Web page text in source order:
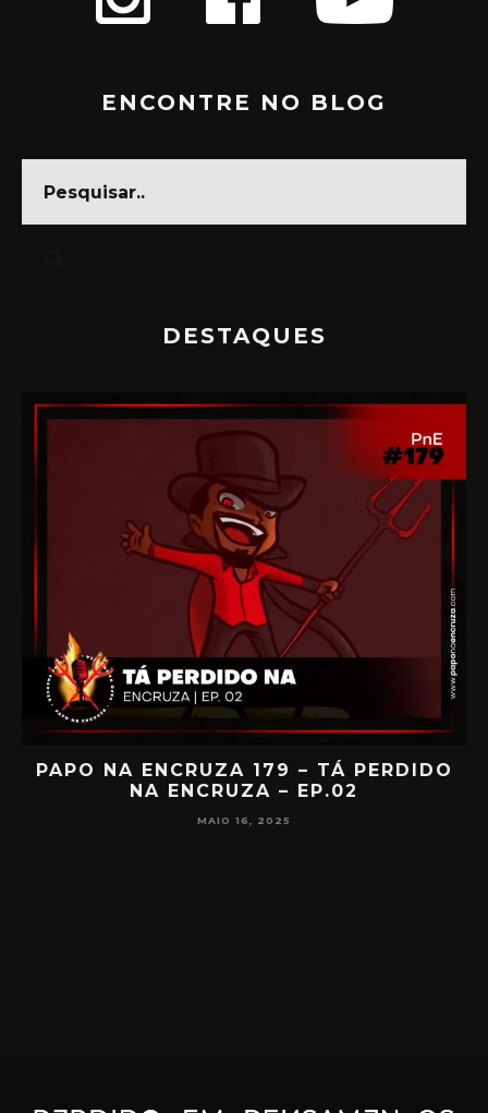
ENCONTRE NO BLOG
DESTAQUES
PAPO NA ENCRUZA 179 – TÁ PERDIDO
NA ENCRUZA – EP.02
MAIO 16, 2025